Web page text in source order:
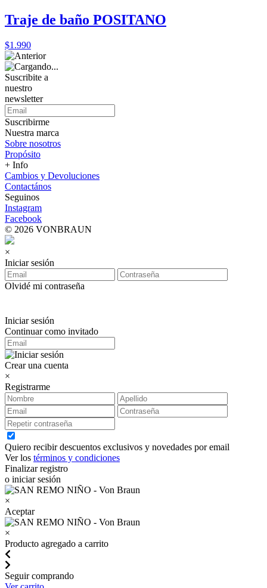
Traje de baño POSITANO
$1.990
Suscribite a
nuestro
newsletter
Suscribirme
Nuestra marca
Sobre nosotros
Propósito
+ Info
Cambios y Devoluciones
Contactános
Seguinos
Instagram
Facebook
© 2026 VONBRAUN
×
Iniciar sesión
Olvidé mi contraseña
Iniciar sesión
Continuar como invitado
Crear una cuenta
×
Registrarme
Quiero recibir descuentos exclusivos y novedades por email
Ver los términos y condiciones
Finalizar registro
o iniciar sesión
×
Aceptar
×
Producto agregado a carrito
Seguir comprando